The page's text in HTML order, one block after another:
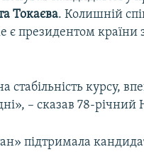
Токаєва. Колишній
є президентом країни
стабільність курсу,
– сказав 78-річний
підтримала